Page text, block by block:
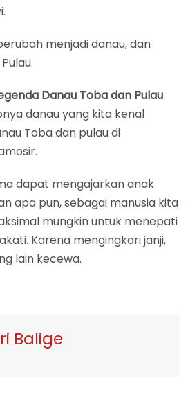
menjadi danau, dan
Danau Toba dan Pulau
danau yang kita kenal
Toba dan pulau di
dapat mengajarkan anak
apa pun, sebagai manusia kita
mungkin untuk menepati
Karena mengingkari janji,
lain kecewa.
Balige